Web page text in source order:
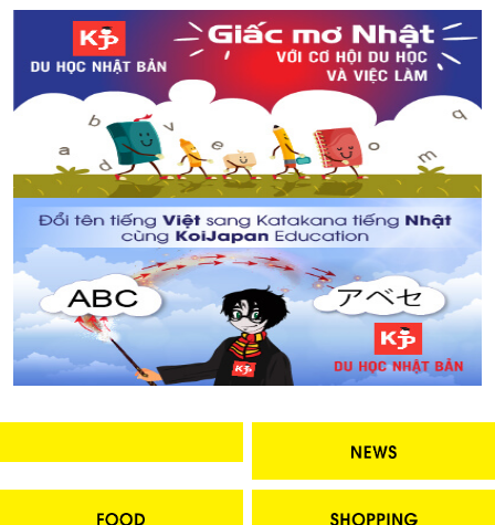
Thông tin cần thiết! Bản đồ nhà vệ sinh Vol.2, Shibuya -
Harajuku
Kì nghỉ lớn nhất tại Nhật Bản – Tuần lễ vàng Golden
Week!